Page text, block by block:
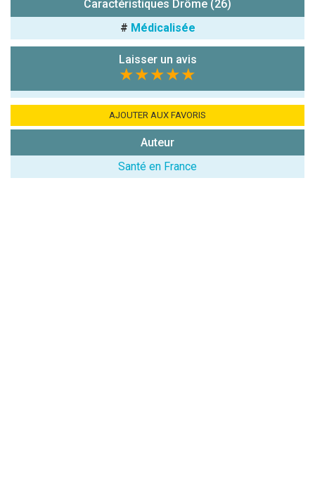
chiffres) :
Avis sur
(En cliquant sur 'Valider', j'accepte que mon avis
Caractéristiques Drôme (26)
# Médicalisée
Laisser un avis
★★★★★
AJOUTER AUX FAVORIS
Auteur
Santé en France